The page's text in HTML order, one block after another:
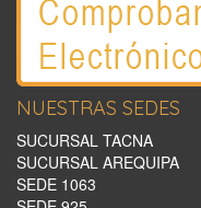
NUESTRAS SEDES
SUCURSAL TACNA
SUCURSAL AREQUIPA
SEDE 1063